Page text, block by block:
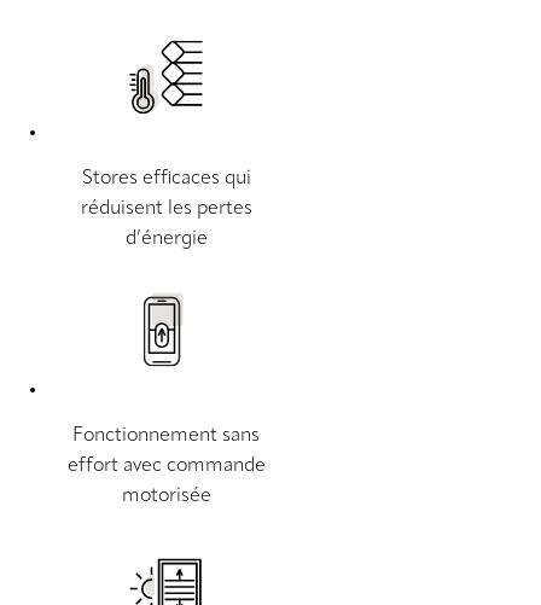
Stores efficaces qui
réduisent les pertes
d’énergie
Fonctionnement sans
effort avec commande
motorisée